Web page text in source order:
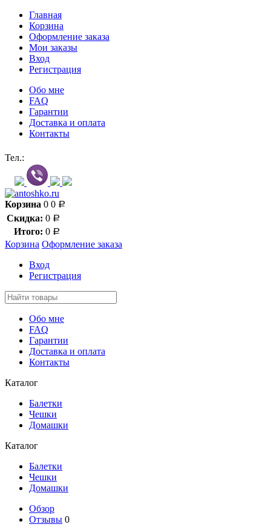
Главная
Корзина
Оформление заказа
Мои заказы
Вход
Регистрация
Обо мне
FAQ
Гарантии
Доставка и оплата
Контакты
Тел.:
Корзина 0 0 Р
Скидка: 0 Р
Итого: 0 Р
Корзина Оформление заказа
Вход
Регистрация
Обо мне
FAQ
Гарантии
Доставка и оплата
Контакты
Каталог
Балетки
Чешки
Домашки
Каталог
Балетки
Чешки
Домашки
Обзор
Отзывы 0